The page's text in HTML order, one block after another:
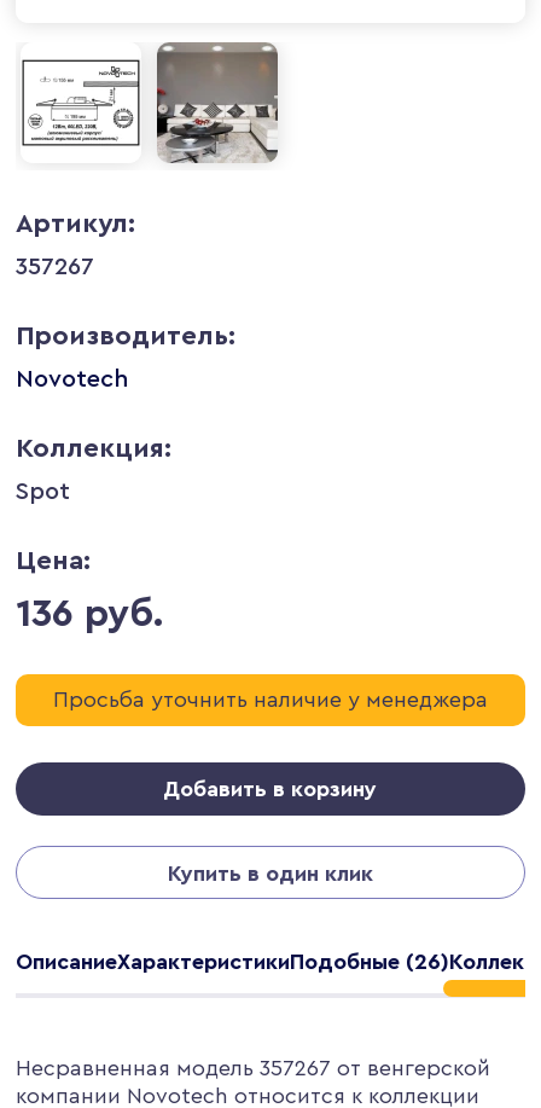
Артикул:
357267
Производитель:
Novotech
Коллекция:
Spot
Цена:
136 руб.
Просьба уточнить наличие у менеджера
Добавить в корзину
Купить в один клик
ОписаниеХарактеристикиПодобные (26)
Несравненная модель 357267 от венгерской
компании Novotech относится к коллекции